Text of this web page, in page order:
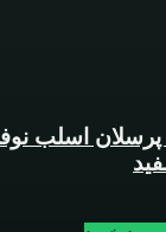
اسلب